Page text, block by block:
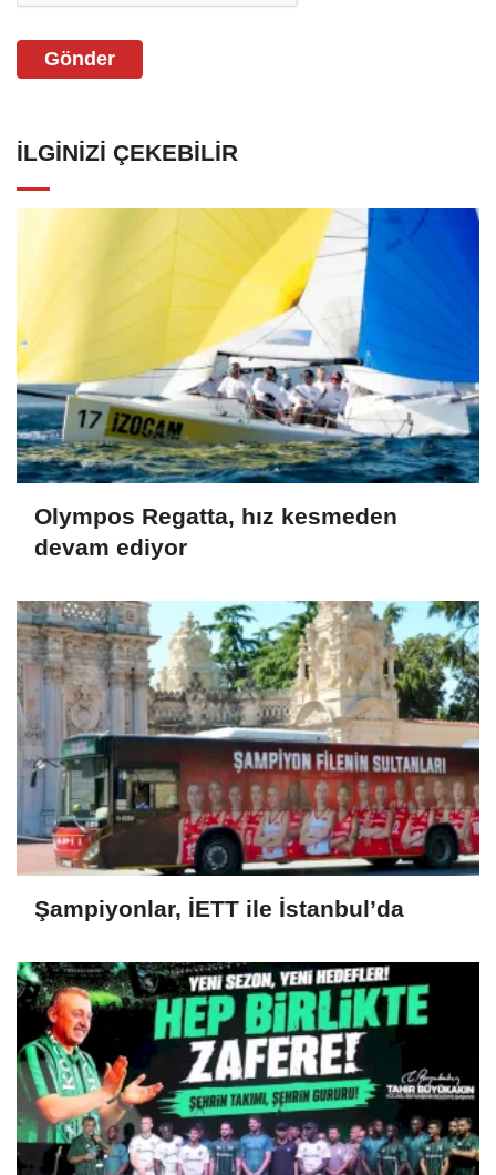
Gönder
İLGINIZI ÇEKEBILIR
Olympos Regatta, hız kesmeden
devam ediyor
Şampiyonlar, İETT ile İstanbul’da